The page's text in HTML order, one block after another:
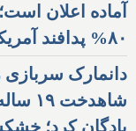
آماده اعلان
۸۰% پدافند آمریکا صرف ایران شده
پادگان کرد؛